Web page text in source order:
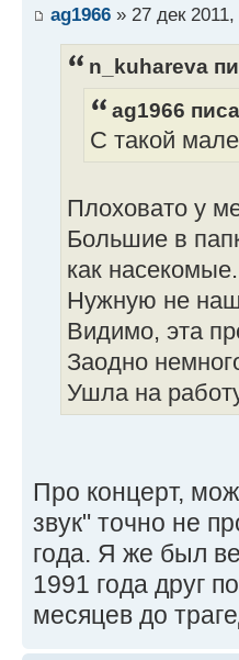
ag1966 » 27 дек
n_kuhareva
ag1966
С такой
Плоховато у
Большие в
как
Нужную не
Видимо, эта
Заодно
Ушла на
Про концерт,
звук" точно не
года. Я же был
1991 года друг
месяцев до